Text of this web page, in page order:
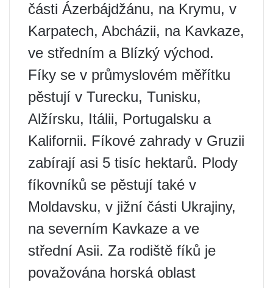
části Ázerbájdžánu, na Krymu, v
Karpatech, Abcházii, na Kavkaze,
ve středním a Blízký východ.
Fíky se v průmyslovém měřítku
pěstují v Turecku, Tunisku,
Alžírsku, Itálii, Portugalsku a
Kalifornii. Fíkové zahrady v Gruzii
zabírají asi 5 tisíc hektarů. Plody
fíkovníků se pěstují také v
Moldavsku, v jižní části Ukrajiny,
na severním Kavkaze a ve
střední Asii. Za rodiště fíků je
považována horská oblast